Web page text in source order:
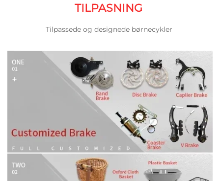
TILPASNING
Tilpassede og designede børnecykler